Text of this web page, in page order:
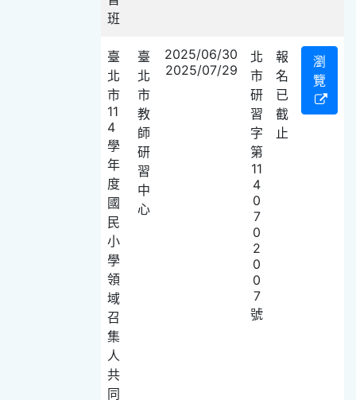
班
臺
北
市
11
4
學
年
度
國
民
小
學
領
域
召
集
人
共
同
臺
北
市
教
師
研
習
中
心
2025/06/30
2025/07/29
北
市
研
習
字
第
11
4
0
7
0
2
0
0
7
號
報
名
已
截
止
瀏
覽